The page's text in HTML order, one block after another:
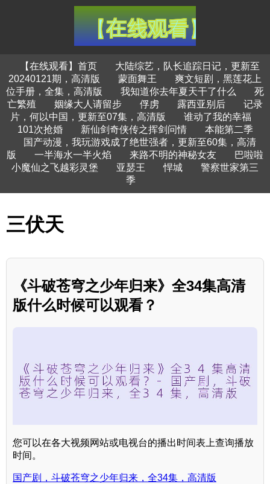
【在线观看】首页
大陆综艺，队长追踪日记，更新至
20240121期，高清版
蒙面舞王
爽文短剧，黑莲花上
位手册，全集，高清版
我知道你去年夏天干了什么
死
亡繁殖
姻缘大人请留步 俘虏 露西亚别后
记录
片，何以中国，更新至07集，高清版
谁动了我的幸福
101次抢婚
新仙剑奇侠传之挥剑问情
本能第二季
国产动漫，我玩游戏成了绝世强者，更新至60集，高清
版
一半海水一半火焰 来路不明的神秘女友
巴啦啦
小魔仙之飞越彩灵堡
亚瑟王 悍城
警察世家第三
季
三伏天
《斗破苍穹之少年归来》全34集高清
版什么时候可以观看？
您可以在各大视频网站或电视台的播出时间表上查询播放
时间。
国产剧，斗破苍穹之少年归来，全34集，高清版